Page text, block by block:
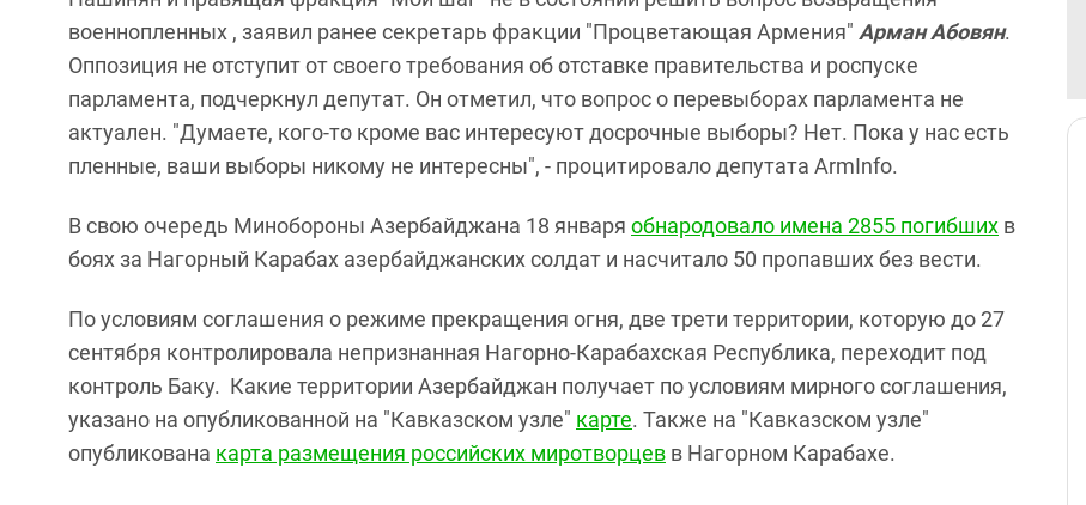
военнопленных , заявил ранее секретарь фракции "Процветающая Армения" Арман Абовян.
Оппозиция не отступит от своего требования об отставке правительства и роспуске
парламента, подчеркнул депутат. Он отметил, что вопрос о перевыборах парламента не
актуален. "Думаете, кого-то кроме вас интересуют досрочные выборы? Нет. Пока у нас есть
пленные, ваши выборы никому не интересны", - процитировало депутата ArmInfo.
В свою очередь Минобороны Азербайджана 18 января обнародовало имена 2855 погибших в
боях за Нагорный Карабах азербайджанских солдат и насчитало 50 пропавших без вести.
По условиям соглашения о режиме прекращения огня, две трети территории, которую до 27
сентября контролировала непризнанная Нагорно-Карабахская Республика, переходит под
контроль Баку. Какие территории Азербайджан получает по условиям мирного соглашения,
указано на опубликованной на "Кавказском узле" карте. Также на "Кавказском узле"
опубликована карта размещения российских миротворцев в Нагорном Карабахе.